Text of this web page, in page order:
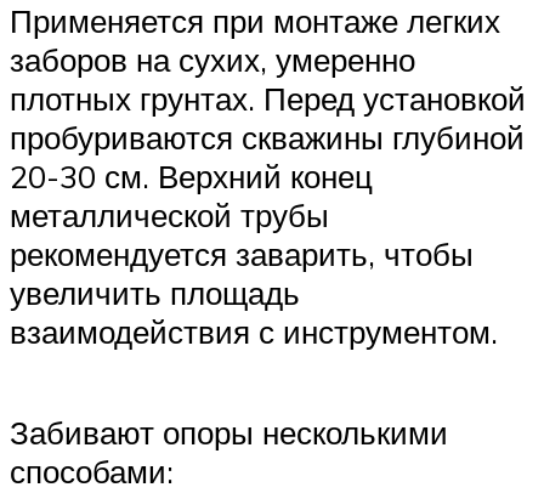
Применяется при монтаже легких
заборов на сухих, умеренно
плотных грунтах. Перед установкой
пробуриваются скважины глубиной
20-30 см. Верхний конец
металлической трубы
рекомендуется заварить, чтобы
увеличить площадь
взаимодействия с инструментом.
Забивают опоры несколькими
способами: